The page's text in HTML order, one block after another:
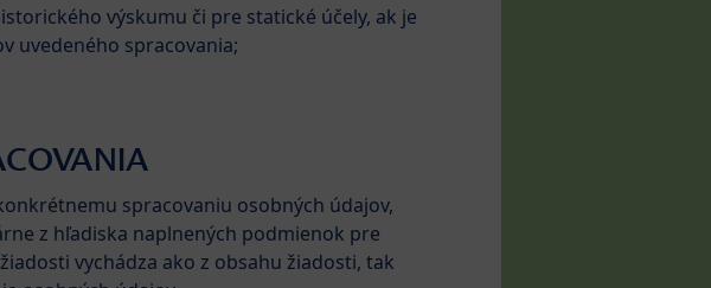
výskumu či pre statické účely, ak je
uvedeného spracovania;
spracovaniu osobných údajov,
z hľadiska naplnených podmienok pre
vychádza ako z obsahu žiadosti, tak